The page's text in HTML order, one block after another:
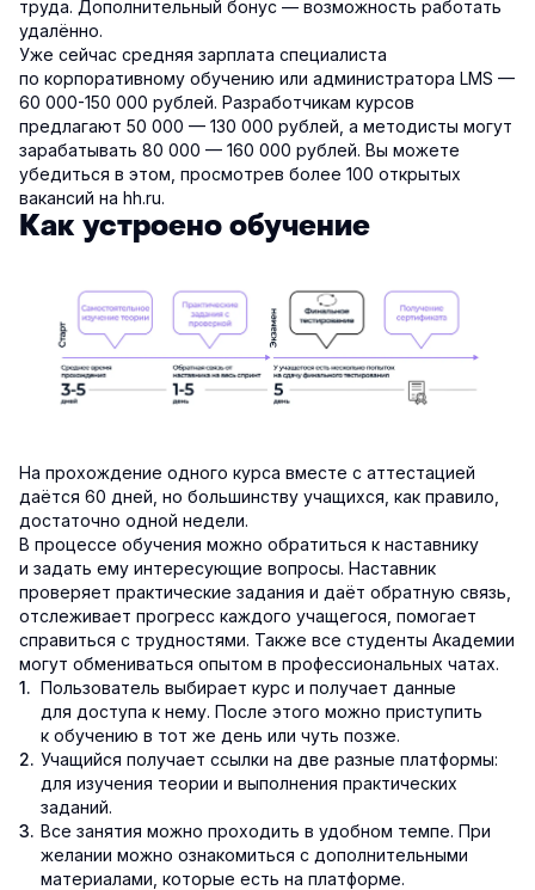
труда. Дополнительный бонус — возможность работать
удалённо.
Уже сейчас средняя зарплата специалиста
по корпоративному обучению или администратора LMS —
60 000-150 000 рублей. Разработчикам курсов
предлагают 50 000 — 130 000 рублей, а методисты могут
зарабатывать 80 000 — 160 000 рублей. Вы можете
убедиться в этом, просмотрев более 100 открытых
вакансий на hh.ru.
Как устроено обучение
На прохождение одного курса вместе с аттестацией
даётся 60 дней, но большинству учащихся, как правило,
достаточно одной недели.
В процессе обучения можно обратиться к наставнику
и задать ему интересующие вопросы. Наставник
проверяет практические задания и даёт обратную связь,
отслеживает прогресс каждого учащегося, помогает
справиться с трудностями. Также все студенты Академии
могут обмениваться опытом в профессиональных чатах.
Пользователь выбирает курс и получает данные
для доступа к нему. После этого можно приступить
к обучению в тот же день или чуть позже.
Учащийся получает ссылки на две разные платформы:
для изучения теории и выполнения практических
заданий.
Все занятия можно проходить в удобном темпе. При
желании можно ознакомиться с дополнительными
материалами, которые есть на платформе.